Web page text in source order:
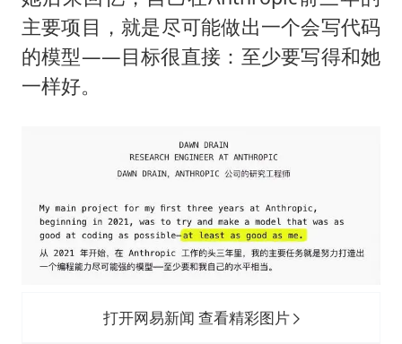
主要项目，就是尽可能做出一个会写代码
的模型——目标很直接：至少要写得和她
一样好。
打开网易新闻 查看精彩图片